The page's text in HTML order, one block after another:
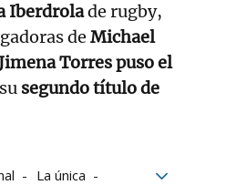
Iberdrolade rugby,
de Michael
Torres puso el
segundo título de
La única